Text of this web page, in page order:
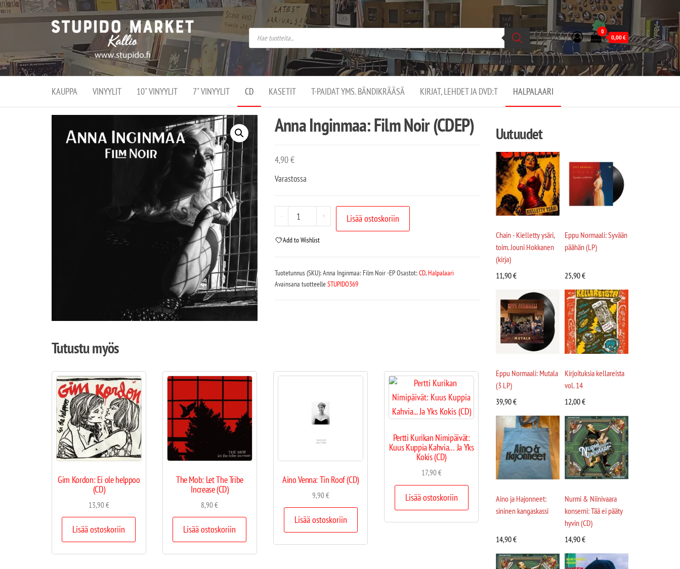
Stupido
Market –
verkossa
ja
kivijalassa
Stupido Market on
vaihtoehtomusaan
erikoistunut
verkko- sekä
kivijalkakauppa
Helsingissä
Kallion
0
0,00€
KAUPPA VINYYLIT 10" VINYYLIT 7" VINYYLIT CD KASETIT T-PAIDAT YMS. BÄNDIKRÄÄSÄ KIRJAT, LEHDET JA DVD:T HALPALAARI
Anna Inginmaa: Film Noir (CDEP)
4,90€
Varastossa
- + Lisää ostoskoriin
Add to Wishlist
Tuotetunnus (SKU):Anna Inginmaa: Film Noir -EPOsastot:CD,Halpalaari
Avainsana tuotteelleSTUPIDO369
Tutustu myös
Gim Kordon: Ei ole helppoo
(CD)
13,90€
Lisää ostoskoriin
The Mob: Let The Tribe
Increase (CD)
8,90€
Lisää ostoskoriin
Aino Venna: Tin Roof (CD)
9,90€
Lisää ostoskoriin
Pertti Kurikan Nimipäivät:
Kuus Kuppia Kahvia… Ja Yks
Kokis (CD)
17,90€
Lisää ostoskoriin
Uutuudet
Chain - Kielletty ysäri,
toim. Jouni Hokkanen
(kirja)
11,90€
Eppu Normaali: Syvään
päähän (LP)
25,90€
Eppu Normaali: Mutala
(3 LP)
39,90€
Kirjoituksia kellareista
vol. 14
12,00€
Aino ja Hajonneet:
sininen kangaskassi
14,90€
Nurmi & Niinivaara
konserni: Tää ei pääty
hyvin (CD)
14,90€